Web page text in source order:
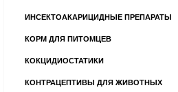
ИНСЕКТОАКАРИЦИДНЫЕ ПРЕПАРАТЫ
КОРМ ДЛЯ ПИТОМЦЕВ
КОКЦИДИОСТАТИКИ
КОНТРАЦЕПТИВЫ ДЛЯ ЖИВОТНЫХ